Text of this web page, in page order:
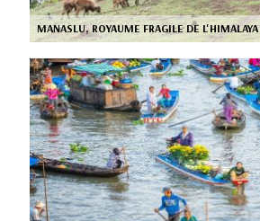
MANASLU, ROYAUME FRAGILE DE L'HIMALAYA